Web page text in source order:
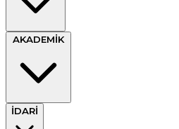
AKADEMİK
İDARİ